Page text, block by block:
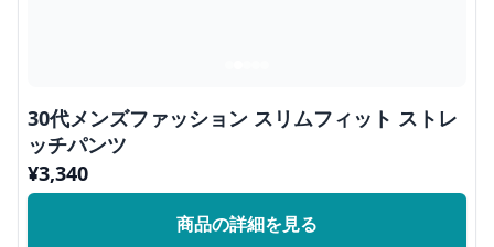
30代メンズファッション スリムフィット ストレ
ッチパンツ
¥3,340
商品の詳細を見る